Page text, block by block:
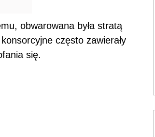
obwarowana była stratą
często zawierały
się.